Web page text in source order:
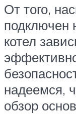
От того,
подключен
котел
надеемся,
обзор